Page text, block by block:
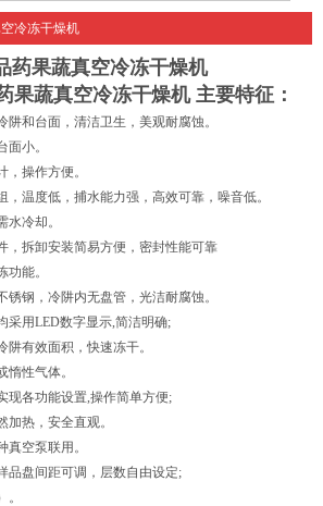
冷冻干燥机
果蔬真空冷冻干燥机 主要特征：
阱和台面，清洁卫生，美观耐腐蚀。
小。
，操作方便。
，温度低，捕水能力强，高效可靠，噪音低。
水冷却。
，拆卸安装简易方便，密封性能可靠
能。
锈钢，冷阱内无盘管，光洁耐腐蚀。
采用LED数字显示 简洁明确;
有效面积，快速冻干。
惰性气体。
现各功能设置 操作简单方便;
加热，安全直观。
真空泵联用。
品盘间距可调，层数自由设定;